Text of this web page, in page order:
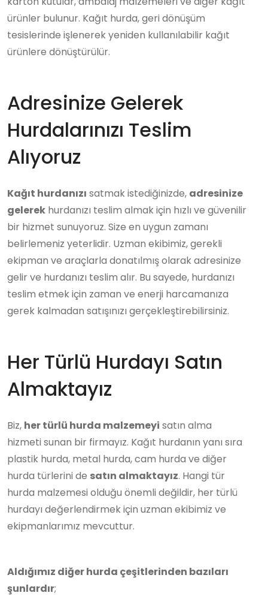
ürünler bulunur. Kağıt hurda, geri dönüşüm
tesislerinde işlenerek yeniden kullanılabilir kağıt
ürünlere dönüştürülür.
Adresinize Gelerek
Hurdalarınızı Teslim
Alıyoruz
Kağıt hurdanızı satmak istediğinizde, adresinize
gelerek hurdanızı teslim almak için hızlı ve güvenilir
bir hizmet sunuyoruz. Size en uygun zamanı
belirlemeniz yeterlidir. Uzman ekibimiz, gerekli
ekipman ve araçlarla donatılmış olarak adresinize
gelir ve hurdanızı teslim alır. Bu sayede, hurdanızı
teslim etmek için zaman ve enerji harcamanıza
gerek kalmadan satışınızı gerçekleştirebilirsiniz.
Her Türlü Hurdayı Satın
Almaktayız
Biz, her türlü hurda malzemeyi satın alma
hizmeti sunan bir firmayız. Kağıt hurdanın yanı sıra
plastik hurda, metal hurda, cam hurda ve diğer
hurda türlerini de satın almaktayız. Hangi tür
hurda malzemesi olduğu önemli değildir, her türlü
hurdayı değerlendirmek için uzman ekibimiz ve
ekipmanlarımız mevcuttur.
Aldığımız diğer hurda çeşitlerinden bazıları
şunlardır;